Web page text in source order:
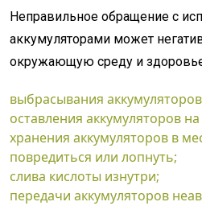
Неправильное обращение с
аккумуляторами может
окружающую среду и
выбрасывания
оставления аккумуляторов
хранения аккумуляторов в
повредиться или лопнуть;
слива кислоты изнутри;
передачи аккумуляторов